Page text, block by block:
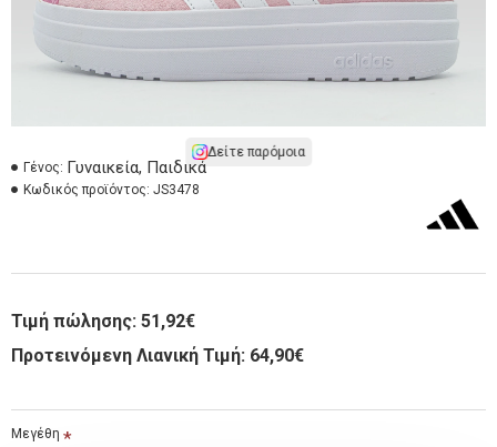
Δείτε παρόμοια
Γένος: Γυναικεία, Παιδικά
Κωδικός προϊόντος: JS3478
Τιμή πώλησης: 51,92€
Προτεινόμενη Λιανική Τιμή: 64,90€
Μεγέθη